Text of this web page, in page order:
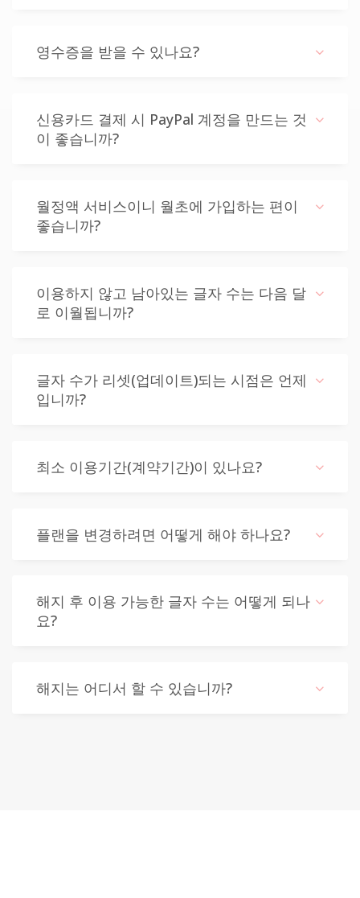
영수증을 받을 수 있나요?
신용카드 결제 시 PayPal 계정을 만드는 것
이 좋습니까?
월정액 서비스이니 월초에 가입하는 편이
좋습니까?
이용하지 않고 남아있는 글자 수는 다음 달
로 이월됩니까?
글자 수가 리셋(업데이트)되는 시점은 언제
입니까?
최소 이용기간(계약기간)이 있나요?
플랜을 변경하려면 어떻게 해야 하나요?
해지 후 이용 가능한 글자 수는 어떻게 되나
요?
해지는 어디서 할 수 있습니까?